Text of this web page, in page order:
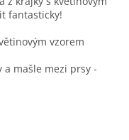
fantasticky!
vzorem
mašle mezi prsy -